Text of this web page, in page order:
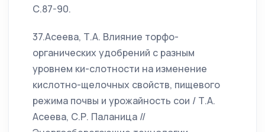
С.87-90.
37.Асеева, Т.А. Влияние торфо-
органических удобрений с разным
уровнем ки-слотности на изменение
кислотно-щелочных свойств, пищевого
режима почвы и урожайность сои / Т.А.
Асеева, С.Р. Паланица //